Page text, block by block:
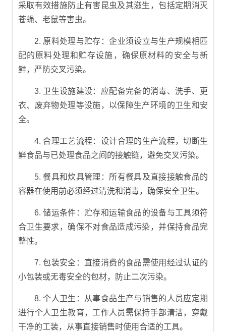
采取有效措施防止有害昆虫及其滋生，包括定期消灭
苍蝇、老鼠等害虫。
2. 原料处理与贮存：企业须设立与生产规模相匹
配的原料处理和贮存设施，确保原材料的安全与新
鲜，严防交叉污染。
3. 卫生设施建设：应配备完备的消毒、洗手、更
衣、废弃物处理等设施，以保障生产环境的卫生和安
全。
4. 合理工艺流程：设计合理的生产流程，切断生
鲜食品与已处理食品之间的接触链，避免交叉污染。
5. 餐具和炊具管理：所有餐具及直接接触食品的
容器在使用前必须经过清洗和消毒，确保安全卫生。
6. 储运条件：贮存和运输食品的设备与工具须符
合卫生要求，确保不对食品造成污染，并保持食品完
整性。
7. 包装安全：直接消费的食品需使用经过认证的
小包装或无毒安全的包材，防止二次污染。
8. 个人卫生：从事食品生产与销售的人员应定期
进行个人卫生教育，工作人员需保持手部清洁，穿戴
干净的工装，从事直接销售时使用合适的工具。